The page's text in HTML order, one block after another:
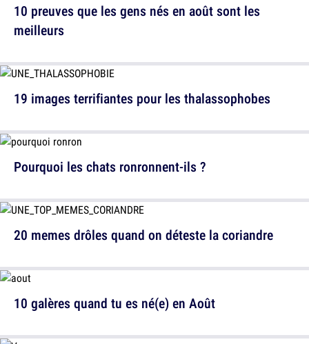
10 preuves que les gens nés en août sont les
meilleurs
Pourquoi les chats ronronnent-ils ?
10 galères quand tu es né(e) en Août
19 images terrifiantes pour les thalassophobes
20 memes drôles quand on déteste la coriandre